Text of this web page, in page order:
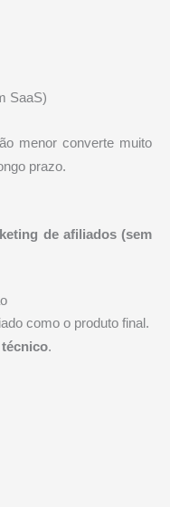
SaaS)
menor converte muito
prazo.
de afiliados (sem
como o produto final.
técnico.